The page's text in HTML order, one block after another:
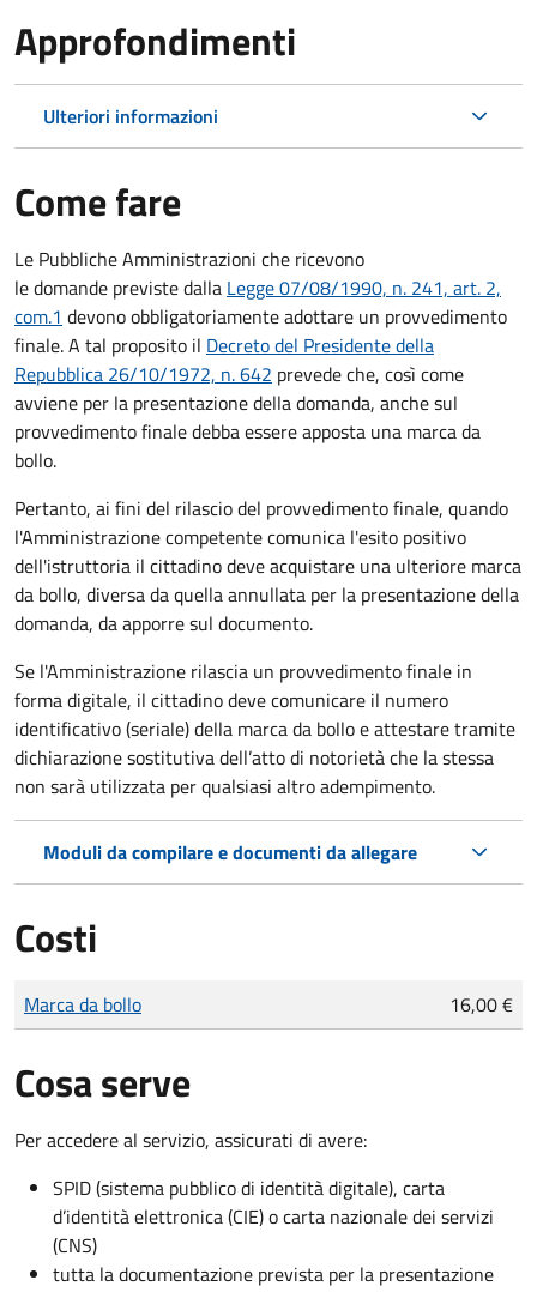
Approfondimenti
Ulteriori informazioni
Come fare
Le Pubbliche Amministrazioni che ricevono
le domande previste dalla Legge 07/08/1990, n. 241, art. 2,
com.1 devono obbligatoriamente adottare un provvedimento
finale. A tal proposito il Decreto del Presidente della
Repubblica 26/10/1972, n. 642 prevede che, così come
avviene per la presentazione della domanda, anche sul
provvedimento finale debba essere apposta una marca da
bollo.
Pertanto, ai fini del rilascio del provvedimento finale, quando
l'Amministrazione competente comunica l'esito positivo
dell'istruttoria il cittadino deve acquistare una ulteriore marca
da bollo, diversa da quella annullata per la presentazione della
domanda, da apporre sul documento.
Se l'Amministrazione rilascia un provvedimento finale in
forma digitale, il cittadino devecomunicare il numero
identificativo (seriale) della marca da bollo e attestare tramite
dichiarazione sostitutiva dell’atto di notorietà che la stessa
non sarà utilizzata per qualsiasi altro adempimento.
Moduli da compilare e documenti da allegare
Costi
Tipo di pagamento
Importo
Marca da bollo 16,00 €
Cosa serve
Per accedere al servizio, assicurati di avere:
SPID (sistema pubblico di identità digitale), carta
d’identità elettronica (CIE) o carta nazionale dei servizi
(CNS)
tutta la documentazione prevista per la presentazione